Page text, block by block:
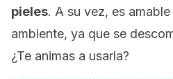
pieles. A su vez, es
ambiente, ya que se
¿Te animas a usarla?